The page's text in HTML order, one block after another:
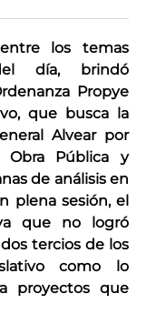
los temas
día, brindó
Propye
que busca la
Alvear por
Pública y
de análisis en
plena sesión, el
que no logró
tercios de los
como lo
proyectos que